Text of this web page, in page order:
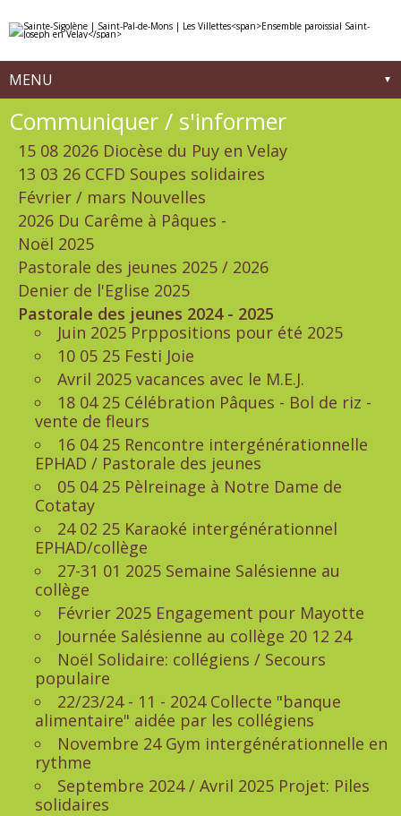
contenu.
la
MENU
Navigation
Communiquer / s'informer
15 08 2026 Diocèse du Puy en Velay
13 03 26 CCFD Soupes solidaires
Février / mars Nouvelles
2026 Du Carême à Pâques -
Noël 2025
Pastorale des jeunes 2025 / 2026
Denier de l'Eglise 2025
Pastorale des jeunes 2024 - 2025
Juin 2025 Prppositions pour été 2025
10 05 25 Festi Joie
Avril 2025 vacances avec le M.E.J.
18 04 25 Célébration Pâques - Bol de riz -
vente de fleurs
16 04 25 Rencontre intergénérationnelle
EPHAD / Pastorale des jeunes
05 04 25 Pèlreinage à Notre Dame de
Cotatay
24 02 25 Karaoké intergénérationnel
EPHAD/collège
27-31 01 2025 Semaine Salésienne au
collège
Février 2025 Engagement pour Mayotte
Journée Salésienne au collège 20 12 24
Noël Solidaire: collégiens / Secours
populaire
22/23/24 - 11 - 2024 Collecte "banque
alimentaire" aidée par les collégiens
Novembre 24 Gym intergénérationnelle en
rythme
Septembre 2024 / Avril 2025 Projet: Piles
solidaires